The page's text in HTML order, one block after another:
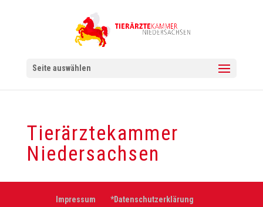
Seite auswählen
Tierärztekammer
Niedersachsen
Impressum
*Datenschutzerklärung